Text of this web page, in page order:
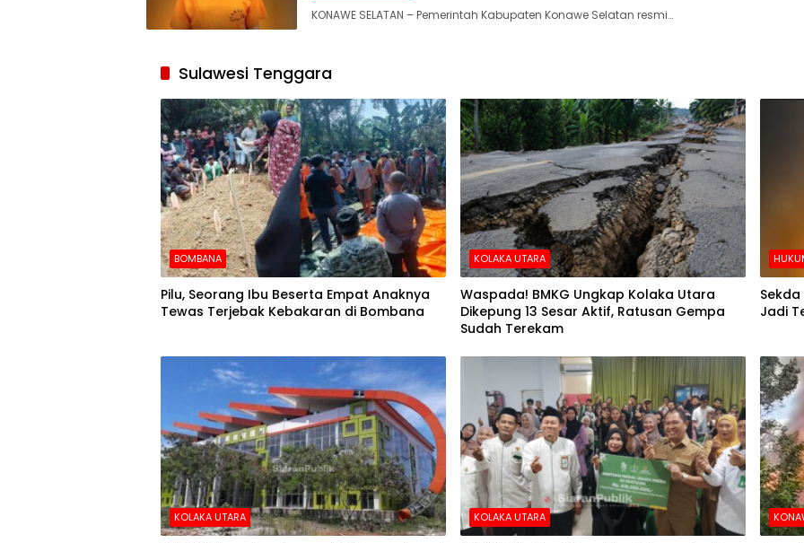
KONAWE SELATAN – Pemerintah Kabupaten Konawe Selatan resmi…
Siaran
Sulawesi Tenggara
BOMBANA
Pilu, Seorang Ibu Beserta Empat Anaknya
Tewas Terjebak Kebakaran di Bombana
KOLAKA UTARA
Waspada! BMKG Ungkap Kolaka Utara
Dikepung 13 Sesar Aktif, Ratusan Gempa
Sudah Terekam
Jadi
KOLAKA UTARA KOLAKA UTARA